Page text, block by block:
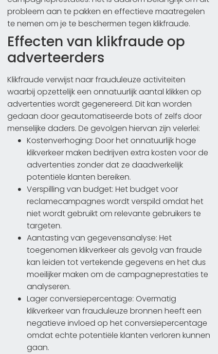
probleem aan te pakken en effectieve maatregelen
te nemen om je te beschermen tegen klikfraude.
Effecten van klikfraude op
adverteerders
Klikfraude verwijst naar frauduleuze activiteiten
waarbij opzettelijk een onnatuurlijk aantal klikken op
advertenties wordt gegenereerd. Dit kan worden
gedaan door geautomatiseerde bots of zelfs door
menselijke daders. De gevolgen hiervan zijn velerlei:
Kostenverhoging: Door het onnatuurlijk hoge
klikverkeer maken bedrijven extra kosten voor de
advertenties zonder dat ze daadwerkelijk
potentiële klanten bereiken.
Verspilling van budget: Het budget voor
reclamecampagnes wordt verspild omdat het
niet wordt gebruikt om relevante gebruikers te
targeten.
Aantasting van gegevensanalyse: Het
toegenomen klikverkeer als gevolg van fraude
kan leiden tot vertekende gegevens en het dus
moeilijker maken om de campagneprestaties te
analyseren.
Lager conversiepercentage: Overmatig
klikverkeer van frauduleuze bronnen heeft een
negatieve invloed op het conversiepercentage
omdat echte potentiële klanten verloren kunnen
gaan.